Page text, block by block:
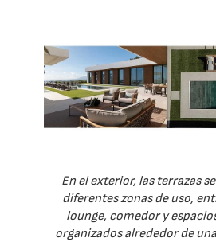
En el exterior, las terrazas
diferentes zonas de uso,
lounge, comedor y
organizados alrededor de